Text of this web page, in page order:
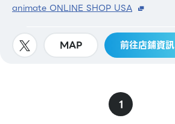
animate ONLINE SHOP USA
MAP 前往店鋪資訊
1